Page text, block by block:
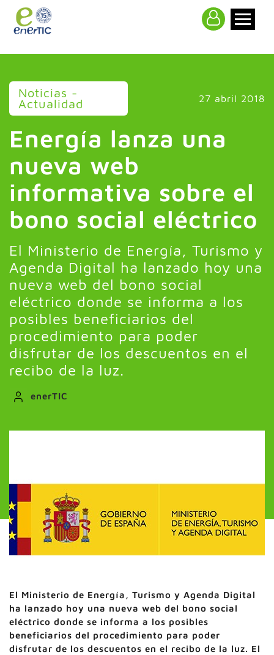
Noticias -
Actualidad 27 abril 2018
Energía lanza una
nueva web
informativa sobre el
bono social eléctrico
El Ministerio de Energía, Turismo y
Agenda Digital ha lanzado hoy una
nueva web del bono social
eléctrico donde se informa a los
posibles beneficiarios del
procedimiento para poder
disfrutar de los descuentos en el
recibo de la luz.
enerTIC
El Ministerio de Energía, Turismo y Agenda Digital
ha lanzado hoy una nueva web del bono social
eléctrico donde se informa a los posibles
beneficiarios del procedimiento para poder
disfrutar de los descuentos en el recibo de la luz. El